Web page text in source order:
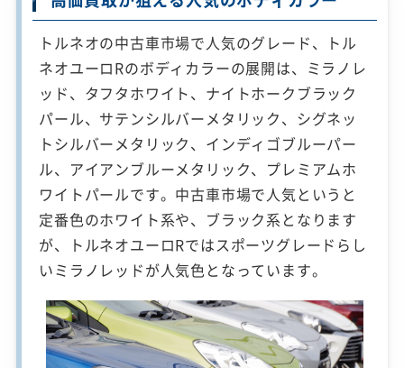
トルネオの中古車市場で人気のグレード、トル
ネオユーロRのボディカラーの展開は、ミラノレ
ッド、タフタホワイト、ナイトホークブラック
パール、サテンシルバーメタリック、シグネッ
トシルバーメタリック、インディゴブルーパー
ル、アイアンブルーメタリック、プレミアムホ
ワイトパールです。中古車市場で人気というと
定番色のホワイト系や、ブラック系となります
が、トルネオユーロRではスポーツグレードらし
いミラノレッドが人気色となっています。